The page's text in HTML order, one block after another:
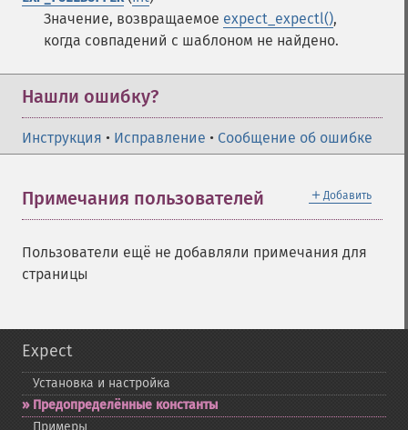
Значение, возвращаемое expect_expectl(),
когда совпадений с шаблоном не найдено.
Нашли ошибку?
Инструкция • Исправление • Сообщение об ошибке
＋ Добавить
Примечания пользователей
Пользователи ещё не добавляли примечания для
страницы
Expect
Установка и настройка
Предопределённые константы
Примеры